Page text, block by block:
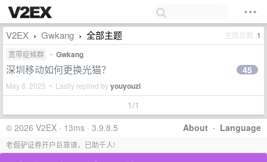
V2EX › Gwkang › 全部主题 主题总数 1
宽带症候群 • Gwkang
深圳移动如何更换光猫？
May 8, 2025 • Lastly replied byyouyouzi
45
1/1
About · Language
© 2026 V2EX · 13ms · 3.9.8.5
老倔驴证券开户巨靠谱，已助千人!